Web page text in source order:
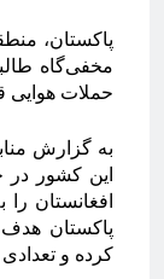
پاکستان،
مخفی‌گاه
حملات هوایی
به گزارش
این کشور در
افغانستان
پاکستان
کرده و